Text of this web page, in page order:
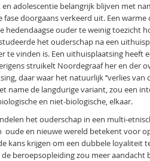
adolescentie belangrijk blijven met
doorgaans verkeerd uit. Een
hedendaagse ouder te weinig toezicht
het ouderschap na een
te vinden is. Een uithuisplaatsing heeft
struikelt Noordegraaf her en der
daar waar het natuurlijk ‘’verlies
name de langdurige variant, zou een
en niet-biologische, elkaar.
het ouderschap in een multi-
en nieuwe wereld betekent voor
kans krijgen om een dubbele loyaliteit
beroepsopleiding zou meer